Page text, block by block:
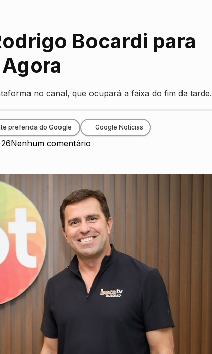
Bocardi para
no canal, que ocupará a faixa do fim da tarde.
Nenhum comentário
preferida do Google Google Notícias